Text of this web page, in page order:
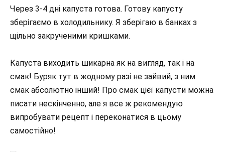
Через 3-4 дні капуста готова. Готову капусту
зберігаємо в холодильнику. Я зберігаю в банках з
щільно закрученими кришками.
Капуста виходить шикарна як на вигляд, так і на
смак! Буряк тут в жодному разі не зайвий, з ним
смак абсолютно інший! Про смак цієї капусти можна
писати нескінченно, але я все ж рекомендую
випробувати рецепт і переконатися в цьому
самостійно!